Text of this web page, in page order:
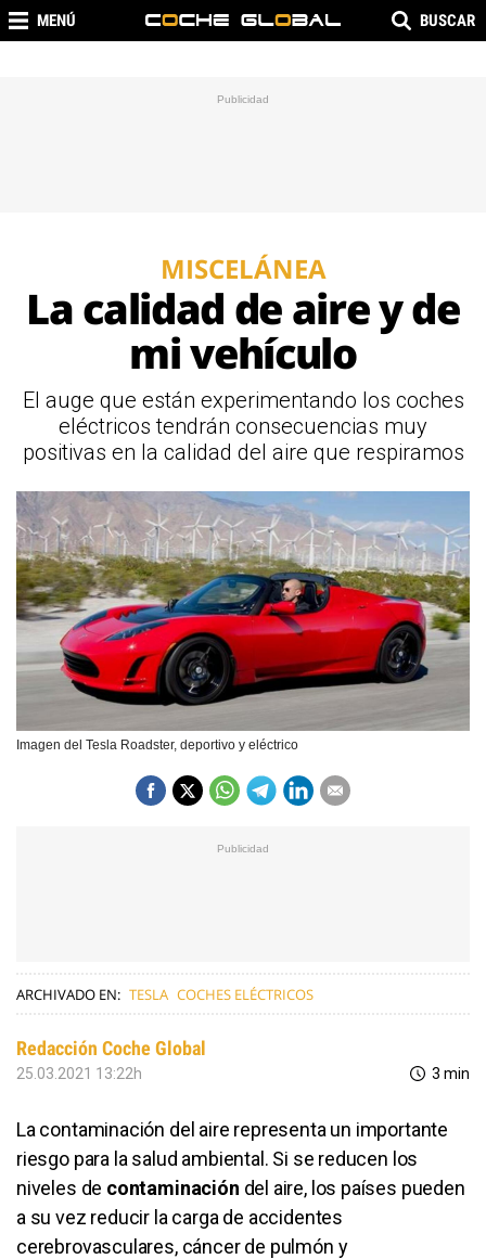
MENÚ BUSCAR
MISCELÁNEA
La calidad de aire y de
mi vehículo
El auge que están experimentando los coches
eléctricos tendrán consecuencias muy
positivas en la calidad del aire que respiramos
Imagen del Tesla Roadster, deportivo y eléctrico
ARCHIVADO EN: TESLA COCHES ELÉCTRICOS
Redacción Coche Global
25.03.2021 13:22h 3 min
La contaminación del aire representa un importante
riesgo para la salud ambiental. Si se reducen los
niveles de contaminación del aire, los países pueden
a su vez reducir la carga de accidentes
cerebrovasculares, cáncer de pulmón y